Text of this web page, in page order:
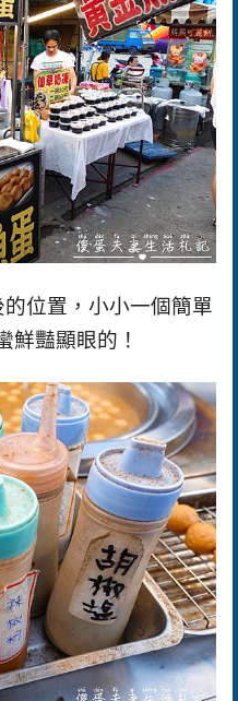
位置，小小一個簡單
鮮豔顯眼的！